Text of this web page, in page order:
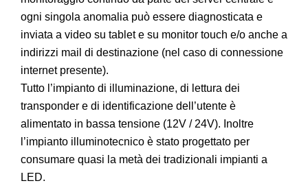
ogni singola anomalia può essere diagnosticata e
inviata a video su tablet e su monitor touch e/o anche a
indirizzi mail di destinazione (nel caso di connessione
internet presente).
Tutto l’impianto di illuminazione, di lettura dei
transponder e di identificazione dell’utente è
alimentato in bassa tensione (12V / 24V). Inoltre
l’impianto illuminotecnico è stato progettato per
consumare quasi la metà dei tradizionali impianti a
LED.